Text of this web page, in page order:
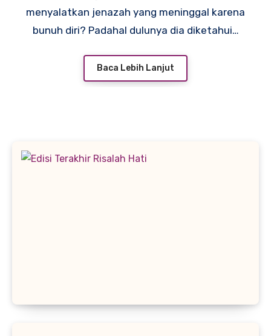
menyalatkan jenazah yang meninggal karena
bunuh diri? Padahal dulunya dia diketahui…
Baca Lebih Lanjut